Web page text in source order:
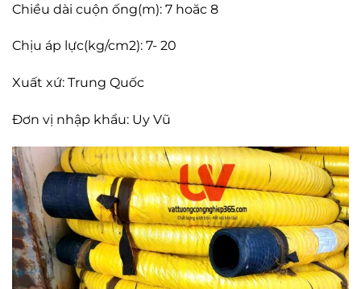
Chiều dài cuộn ống(m): 7 hoăc 8
Chịu áp lực(kg/cm2): 7- 20
Xuất xứ: Trung Quốc
Đơn vị nhập khẩu: Uy Vũ